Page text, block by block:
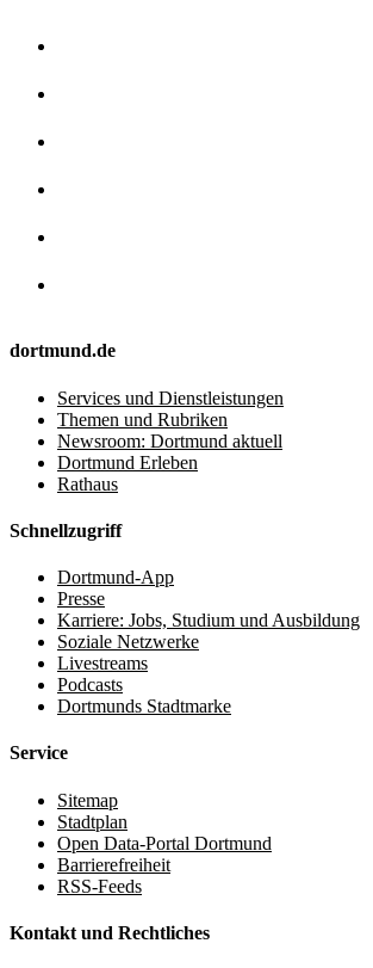
dortmund.de
Services und Dienstleistungen
Themen und Rubriken
Newsroom: Dortmund aktuell
Dortmund Erleben
Rathaus
Schnellzugriff
Dortmund-App
Presse
Karriere: Jobs, Studium und Ausbildung
Soziale Netzwerke
Livestreams
Podcasts
Dortmunds Stadtmarke
Service
Sitemap
Stadtplan
Open Data-Portal Dortmund
Barrierefreiheit
RSS-Feeds
Kontakt und Rechtliches